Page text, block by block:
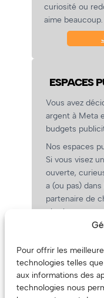
Pour offrir les
technologies telles
aux informations des
technologies nous
curiosité ou
aime beaucoup.
ESPACES
Vous avez
argent à Meta
budgets
Nos espaces
Si vous visez
ouverte,
a (ou pas)
partenaire de
cher!
On prépare
(Oui, on va
vous, les